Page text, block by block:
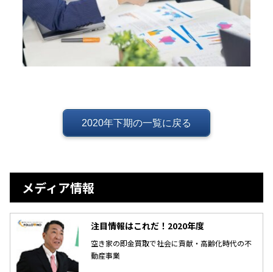
2020年下期の一覧に戻る
メディア情報
注目情報はこれだ！2020年度
空き家の即金買取で社会に貢献・高齢化時代の不
動産事業